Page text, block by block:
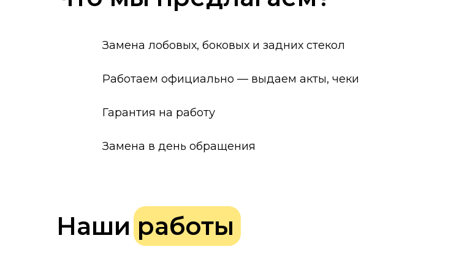
Замена лобовых, боковых и задних стекол
Работаем официально — выдаем акты, чеки
Гарантия на работу
Замена в день обращения
Наши работы